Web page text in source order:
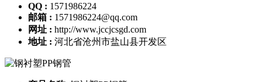
QQ : 1571986224
邮箱 : 1571986224@qq.com
网址 : http://www.jccjcsgd.com
地址 : 河北省沧州市盐山县开发区